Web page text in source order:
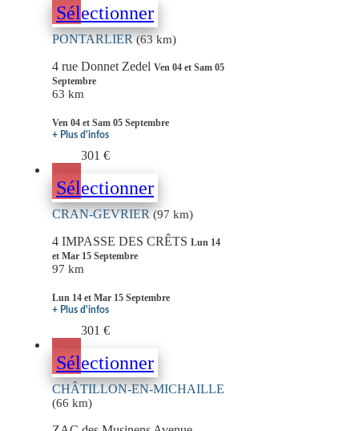
Sélectionner
PONTARLIER(63 km)
4 rue Donnet Zedel Ven 04 et Sam 05
Septembre
63 km
Ven 04 et Sam 05 Septembre
+ Plus d'infos
301 €
Sélectionner
CRAN-GEVRIER(97 km)
4 IMPASSE DES CRÊTS Lun 14
et Mar 15 Septembre
97 km
Lun 14 et Mar 15 Septembre
+ Plus d'infos
301 €
Sélectionner
CHÂTILLON-EN-MICHAILLE
(66 km)